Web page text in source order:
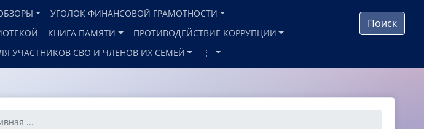
УГОЛОК ФИНАНСОВОЙ ГРАМОТНОСТИ
КНИГА ПАМЯТИ
ПРОТИВОДЕЙСТВИЕ КОРРУПЦИИ
УЧАСТНИКОВ СВО И ЧЛЕНОВ ИХ СЕМЕЙ ⋮
Поиск
...